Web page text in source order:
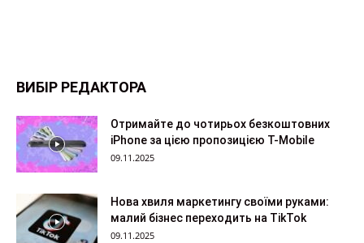
ВИБІР РЕДАКТОРА
Отримайте до чотирьох безкоштовних
iPhone за цією пропозицією T-Mobile
09.11.2025
Нова хвиля маркетингу своїми руками:
малий бізнес переходить на TikTok
09.11.2025